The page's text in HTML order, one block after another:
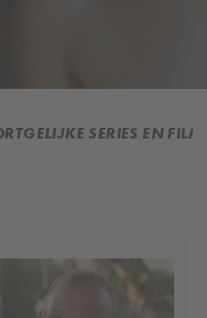
SERIES EN